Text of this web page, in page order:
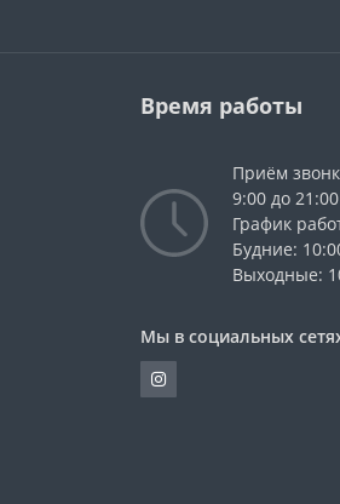
Время работы
Приём
9:00 до 21:00
График
Будние:
Выходные:
Мы в социальных